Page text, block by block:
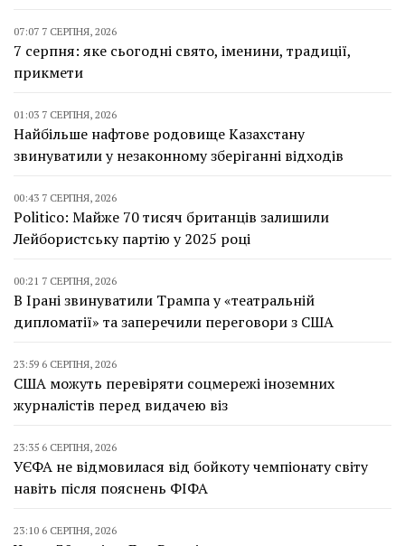
07:07 7 СЕРПНЯ, 2026
7 серпня: яке сьогодні свято, іменини, традиції,
прикмети
01:03 7 СЕРПНЯ, 2026
Найбільше нафтове родовище Казахстану
звинуватили у незаконному зберіганні відходів
00:43 7 СЕРПНЯ, 2026
Politico: Майже 70 тисяч британців залишили
Лейбористську партію у 2025 році
00:21 7 СЕРПНЯ, 2026
В Ірані звинуватили Трампа у «театральній
дипломатії» та заперечили переговори з США
23:59 6 СЕРПНЯ, 2026
США можуть перевіряти соцмережі іноземних
журналістів перед видачею віз
23:35 6 СЕРПНЯ, 2026
УЄФА не відмовилася від бойкоту чемпіонату світу
навіть після пояснень ФІФА
23:10 6 СЕРПНЯ, 2026